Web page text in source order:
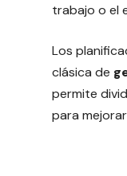
trabajo o el
Los
clásica de
permite
para